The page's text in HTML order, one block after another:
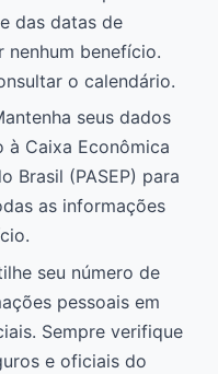
das datas de
nenhum benefício.
o calendário.
seus dados
à Caixa Econômica
Brasil (PASEP) para
as informações
seu número de
pessoais em
Sempre verifique
e oficiais do